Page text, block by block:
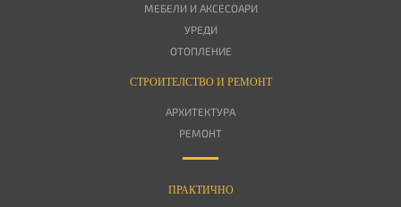
МЕБЕЛИ И АКСЕСОАРИ
УРЕДИ
ОТОПЛЕНИЕ
СТРОИТЕЛСТВО И РЕМОНТ
АРХИТЕКТУРА
РЕМОНТ
ПРАКТИЧНО